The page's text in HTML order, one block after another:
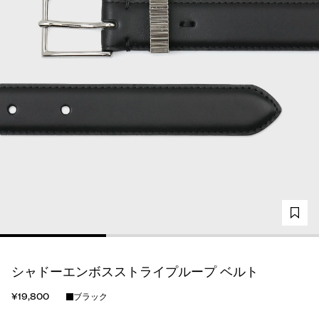
シャドーエンボスストライプループ ベルト
¥19,800 ブラック